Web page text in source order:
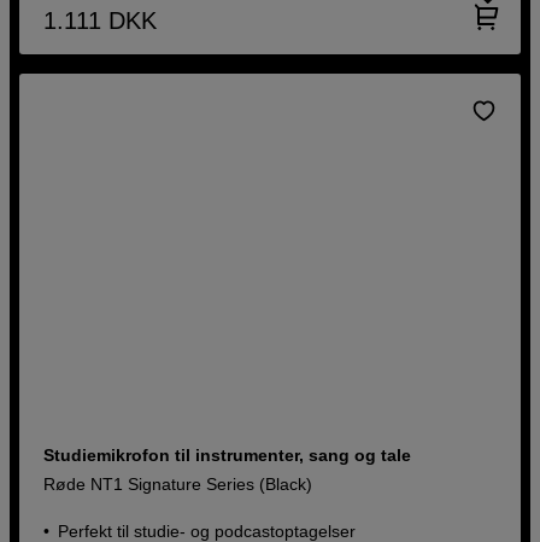
1.111 DKK
Studiemikrofon til instrumenter, sang og tale
Røde NT1 Signature Series (Black)
Perfekt til studie- og podcastoptagelser